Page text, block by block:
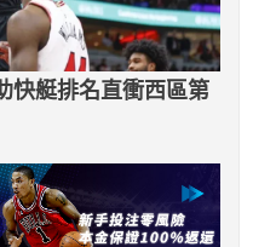
快艇排名直衝西區第